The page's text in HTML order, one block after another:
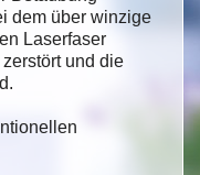
dem über winzige
Laserfaser
und die